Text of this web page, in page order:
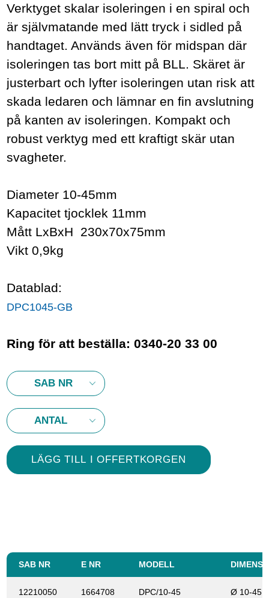
Verktyget skalar isoleringen i en spiral och
är självmatande med lätt tryck i sidled på
handtaget. Används även för midspan där
isoleringen tas bort mitt på BLL. Skäret är
justerbart och lyfter isoleringen utan risk att
skada ledaren och lämnar en fin avslutning
på kanten av isoleringen. Kompakt och
robust verktyg med ett kraftigt skär utan
svagheter.
Diameter 10-45mm
Kapacitet tjocklek 11mm
Mått LxBxH 230x70x75mm
Vikt 0,9kg
Datablad:
DPC1045-GB
Ring för att beställa: 0340-20 33 00
SAB NR E NR MODELL
12210050 1664708 DPC/10-45 Ø 10-45